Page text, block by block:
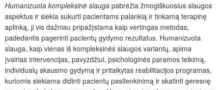
Humanizuota kompleksinė slauga pabrėžia žmogiškuosius slaugos
aspektus ir siekia sukurti pacientams palankią ir tinkamą terapinę
aplinką, ji vis dažniau pripažįstama kaip vertingas metodas,
padedantis pagerinti pacientų gydymo rezultatus. Humanizuota
slauga, kaip vienas iš kompleksinės slaugos variantų, apima
įvairias intervencijas, pavyzdžiui, psichologinės paramos teikimą,
individualų skausmo gydymą ir pritaikytas reabilitacijos programas,
kuriomis siekiama didinti pacientų pasitenkinimą ir skatinti geresnę